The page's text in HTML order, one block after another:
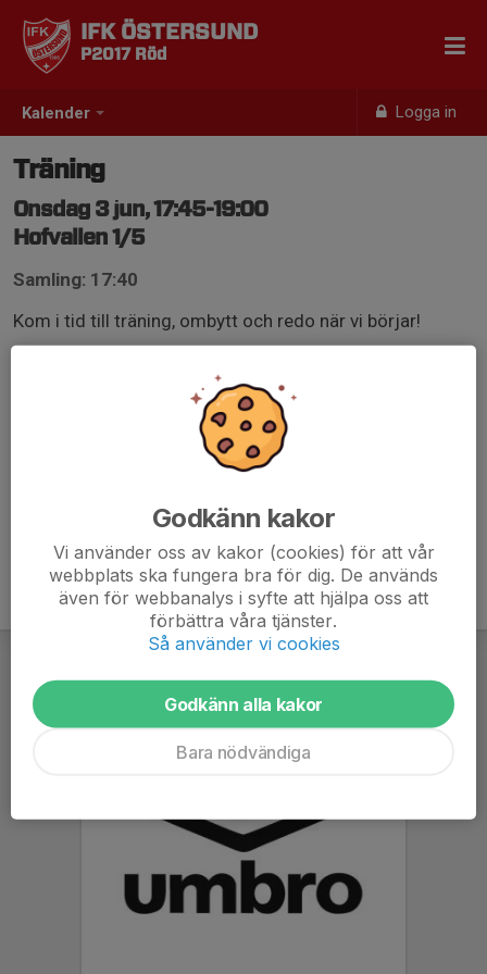
Kalender Logga in
IFK ÖSTERSUND
P2017 Röd
Träning
Onsdag 3 jun, 17:45-19:00
Hofvallen 1/5
Samling: 17:40
Kom i tid till träning, ombytt och redo när vi börjar!
Fotbollsskor och benskydd
Godkänn kakor
Vi använder oss av kakor (cookies) för att vår
webbplats ska fungera bra för dig. De används
även för webbanalys i syfte att hjälpa oss att
förbättra våra tjänster.
Så använder vi cookies
Godkänn alla kakor
Bara nödvändiga